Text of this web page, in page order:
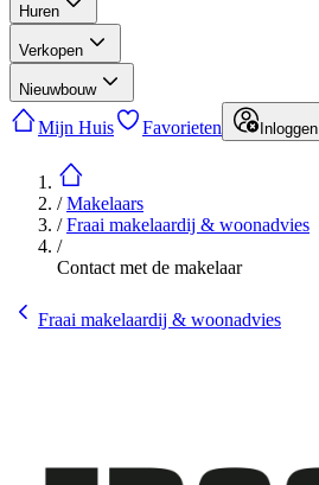
Huren
Verkopen
Nieuwbouw
Mijn Huis Favorieten Inloggen
/Makelaars
/Fraai makelaardij & woonadvies
/
Contact met de makelaar
Fraai makelaardij & woonadvies